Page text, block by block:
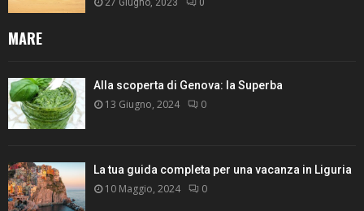
27 Giugno, 2023 0
MARE
Alla scoperta di Genova: la Superba
13 Giugno, 2024 0
La tua guida completa per una vacanza in Liguria
10 Maggio, 2024 0